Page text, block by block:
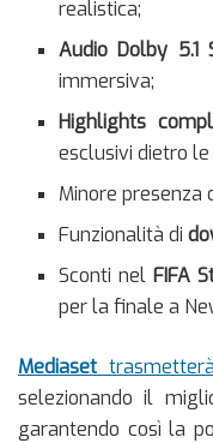
realistica;
Audio Dolby 5.1
immersiva;
Highlights
esclusivi dietro le
Minore presenza
Funzionalità di
Sconti nel FIFA
per la finale a
Mediaset
selezionando il
garantendo così la